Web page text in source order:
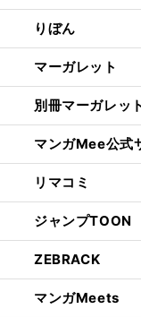
りぼん
マーガレット
別冊マーガレット
マンガMee公式
リマコミ
ジャンプTOON
ZEBRACK
マンガMeets